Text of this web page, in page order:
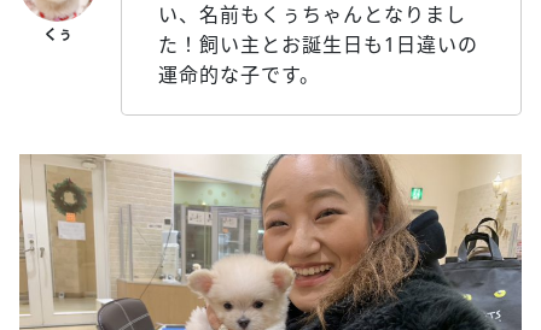
い、名前もくぅちゃんとなりまし
た！飼い主とお誕生日も1日違いの
運命的な子です。